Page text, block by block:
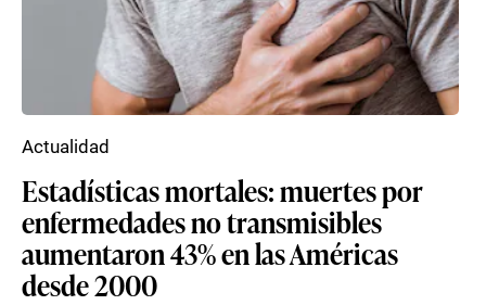
Estadísticas mortales: muertes por
enfermedades no transmisibles
aumentaron 43% en las Américas
desde 2000
Actualidad